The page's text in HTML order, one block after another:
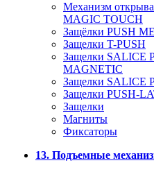
Механизм
MAGIC TOUCH
Защёлки PUSH
Защелки T-PUSH
Защелки SALICE
MAGNETIC
Защелки SALICE
Защелки PUSH-
Защелки
Магниты
Фиксаторы
13. Подъемные